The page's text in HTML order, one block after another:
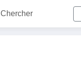
Chercher